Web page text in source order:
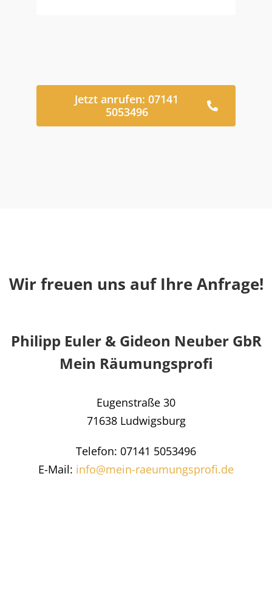
Jetzt anrufen: 07141
5053496
Wir freuen uns auf Ihre Anfrage!
Philipp Euler & Gideon Neuber GbR
Mein Räumungsprofi
Eugenstraße 30
71638 Ludwigsburg
Telefon: 07141 5053496
E-Mail: info@mein-raeumungsprofi.de